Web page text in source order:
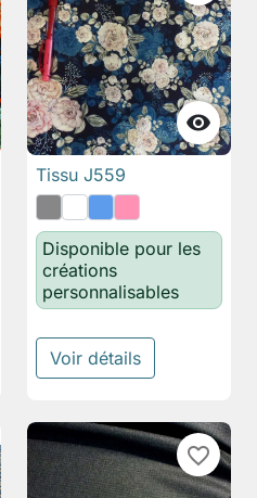

Tissu J559
Disponible pour les
créations
personnalisables
Voir détails
favorite_border